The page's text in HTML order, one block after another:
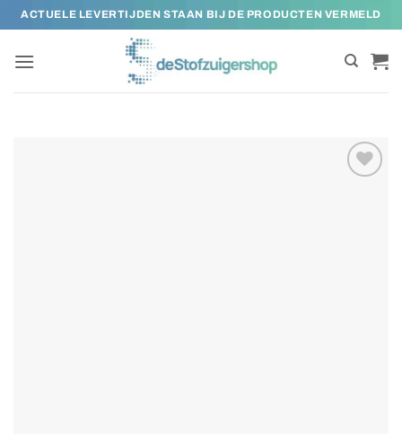
naar
inhoud
ACTUELE LEVERTIJDEN STAAN BIJ DE PRODUCTEN VERMELD